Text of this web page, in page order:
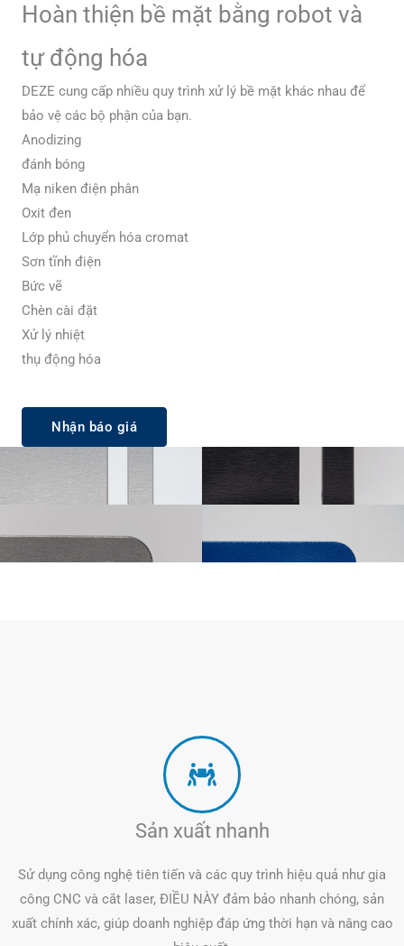
Hoàn thiện bề mặt bằng robot và
tự động hóa
DEZE cung cấp nhiều quy trình xử lý bề mặt khác nhau để
bảo vệ các bộ phận của bạn.
Anodizing
đánh bóng
Mạ niken điện phân
Oxit đen
Lớp phủ chuyển hóa cromat
Sơn tĩnh điện
Bức vẽ
Chèn cài đặt
Xử lý nhiệt
thụ động hóa
Nhận báo giá
Sản xuất nhanh
Sử dụng công nghệ tiên tiến và các quy trình hiệu quả như gia
công CNC và cắt laser, ĐIỀU NÀY đảm bảo nhanh chóng, sản
xuất chính xác, giúp doanh nghiệp đáp ứng thời hạn và nâng cao